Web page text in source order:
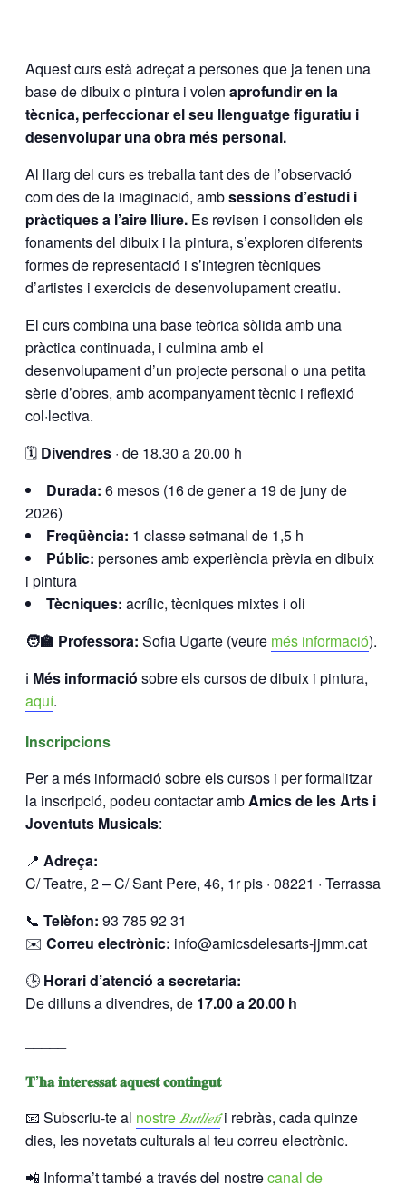
Aquest curs està adreçat a persones que ja tenen una
base de dibuix o pintura i volen aprofundir en la
tècnica, perfeccionar el seu llenguatge figuratiu i
desenvolupar una obra més personal.
Al llarg del curs es treballa tant des de l’observació
com des de la imaginació, ambsessions d’estudi i
pràctiques a l’aire lliure. Es revisen i consoliden els
fonaments del dibuix i la pintura, s’exploren diferents
formes de representació i s’integren tècniques
d’artistes i exercicis de desenvolupament creatiu.
El curs combina una base teòrica sòlida amb una
pràctica continuada, i culmina amb el
desenvolupament d’un projecte personal o una petita
sèrie d’obres, amb acompanyament tècnic i reflexió
col·lectiva.
🗓️ Divendres · de 18.30 a 20.00 h
Durada: 6 mesos (16 de gener a 19 de juny de
2026)
Freqüència: 1 classe setmanal de 1,5 h
Públic: persones amb experiència prèvia en dibuix
i pintura
Tècniques: acrílic, tècniques mixtes i oli
🧑‍🏫 Professora: Sofia Ugarte (veure més informació).
ℹ️ Més informació sobre els cursos de dibuix i pintura,
aquí.
Inscripcions
Per a més informació sobre els cursos i per formalitzar
la inscripció, podeu contactar ambAmics de les Arts i
Joventuts Musicals:
📍 Adreça:
C/ Teatre, 2 – C/ Sant Pere, 46, 1r pis · 08221 · Terrassa
📞 Telèfon: 93 785 92 31
✉️ Correu electrònic: info@amicsdelesarts-jjmm.cat
🕒 Horari d’atenció a secretaria:
De dilluns a divendres, de 17.00 a 20.00 h
𝐓’𝐡𝐚 𝐢𝐧𝐭𝐞𝐫𝐞𝐬𝐬𝐚𝐭 𝐚𝐪𝐮𝐞𝐬𝐭 𝐜𝐨𝐧𝐭𝐢𝐧𝐠𝐮𝐭
📧 Subscriu-te al nostre𝐵𝑢𝑡𝑙𝑙𝑒𝑡𝑖́i rebràs, cada quinze
dies, les novetats culturals al teu correu electrònic.
📲 Informa’t també a través del nostrecanal de